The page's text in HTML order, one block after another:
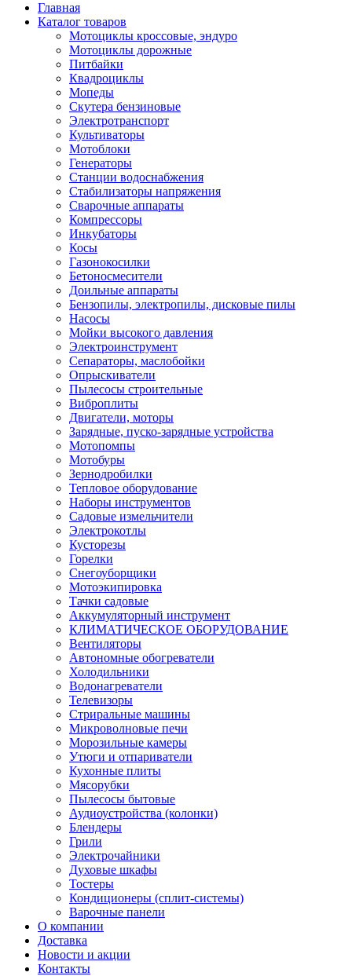
Главная
Каталог товаров
Мотоциклы кроссовые, эндуро
Мотоциклы дорожные
Питбайки
Квадроциклы
Мопеды
Скутера бензиновые
Электротранспорт
Культиваторы
Мотоблоки
Генераторы
Станции водоснабжения
Стабилизаторы напряжения
Сварочные аппараты
Компрессоры
Инкубаторы
Косы
Газонокосилки
Бетоносмесители
Доильные аппараты
Бензопилы, электропилы, дисковые пилы
Насосы
Мойки высокого давления
Электроинструмент
Сепараторы, маслобойки
Опрыскиватели
Пылесосы строительные
Виброплиты
Двигатели, моторы
Зарядные, пуско-зарядные устройства
Мотопомпы
Мотобуры
Зернодробилки
Тепловое оборудование
Наборы инструментов
Садовые измельчители
Электрокотлы
Кусторезы
Горелки
Снегоуборщики
Мотоэкипировка
Тачки садовые
Аккумуляторный инструмент
КЛИМАТИЧЕСКОЕ ОБОРУДОВАНИЕ
Вентиляторы
Автономные обогреватели
Холодильники
Водонагреватели
Телевизоры
Стриральные машины
Микроволновые печи
Морозильные камеры
Утюги и отпариватели
Кухонные плиты
Мясорубки
Пылесосы бытовые
Аудиоустройства (колонки)
Блендеры
Грили
Электрочайники
Духовые шкафы
Тостеры
Кондиционеры (сплит-системы)
Варочные панели
О компании
Доставка
Новости и акции
Контакты